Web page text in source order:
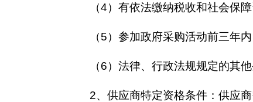
（4）有依法缴纳税收和社会保
（5）参加政府采购活动前三年
（6）法律、行政法规规定的其他
2、供应商特定资格条件：供应